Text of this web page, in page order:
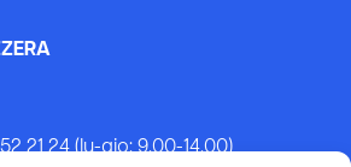
21 24 (lu-gio: 9.00-14.00)